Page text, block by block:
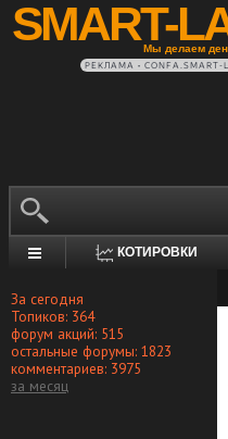
SMART-
Мы делаем
РЕКЛАМА • CONFA.SMART-
КОТИРОВКИ
За сегодня
Топиков: 364
форум акций: 515
остальные форумы: 1823
комментариев: 3975
за месяц